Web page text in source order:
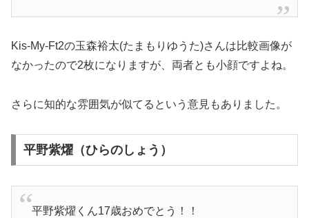
Kis-My-Ft2の玉森裕太(たまもりゆうた)さんは比較画像が
なかったので2枚になりますが、両者とも小顔ですよね。
さらに知的な雰囲気が似てるという意見もありました。
平野紫燿（ひらのしょう）
平野紫燿くん17歳おめでとう！！